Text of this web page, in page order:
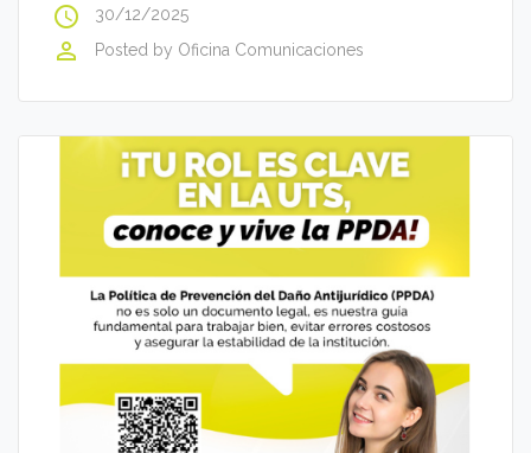
access_time 30/12/2025
perm_identity Posted by Oficina Comunicaciones